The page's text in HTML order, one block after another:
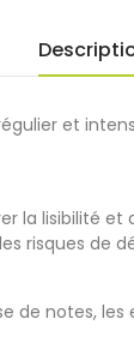
et
la lisibilité
risques de
de notes,